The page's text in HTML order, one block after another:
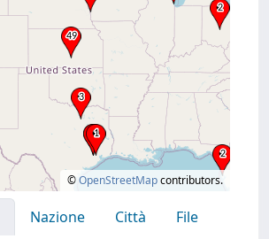
©OpenStreetMapcontributors.
Nazione Città
File